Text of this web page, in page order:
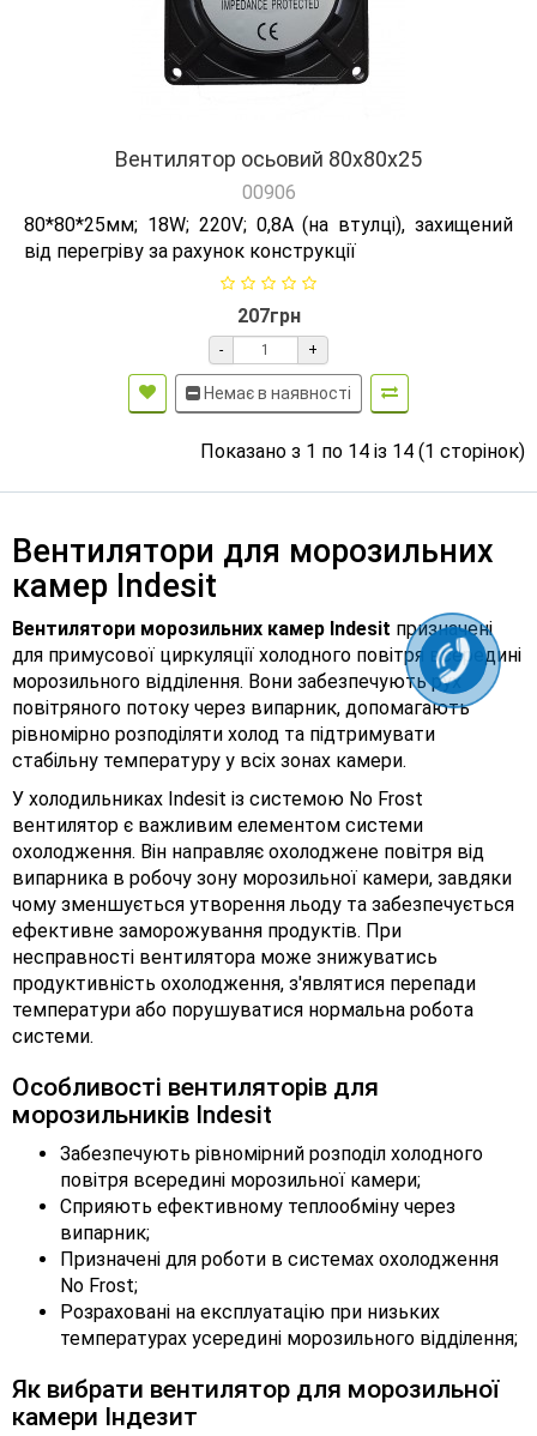
Вентилятор осьовий 80х80х25
00906
80*80*25мм; 18W; 220V; 0,8А (на втулці), захищений
від перегріву за рахунок конструкції
207грн
- +
Немає в наявності
Показано з 1 по 14 із 14 (1 сторінок)
Вентилятори для морозильних
камер Indesit
Вентилятори морозильних камер Indesit призначені
для примусової циркуляції холодного повітря всередині
морозильного відділення. Вони забезпечують рух
повітряного потоку через випарник, допомагають
рівномірно розподіляти холод та підтримувати
стабільну температуру у всіх зонах камери.
У холодильниках Indesit із системою No Frost
вентилятор є важливим елементом системи
охолодження. Він направляє охолоджене повітря від
випарника в робочу зону морозильної камери, завдяки
чому зменшується утворення льоду та забезпечується
ефективне заморожування продуктів. При
несправності вентилятора може знижуватись
продуктивність охолодження, з'являтися перепади
температури або порушуватися нормальна робота
системи.
Особливості вентиляторів для
морозильників Indesit
Забезпечують рівномірний розподіл холодного
повітря всередині морозильної камери;
Сприяють ефективному теплообміну через
випарник;
Призначені для роботи в системах охолодження
No Frost;
Розраховані на експлуатацію при низьких
температурах усередині морозильного відділення;
Як вибрати вентилятор для морозильної
камери Індезит